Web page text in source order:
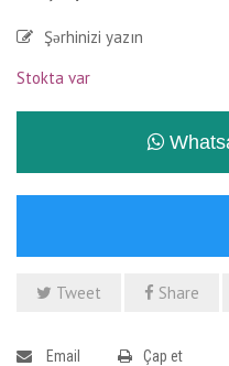
Şərhinizi yazın
Stokta var
Tweet Share
Email Çap et